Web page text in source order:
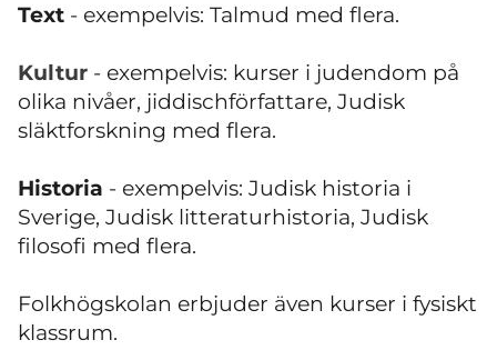
Text - exempelvis: Talmud med flera.
Kultur - exempelvis: kurser i judendom på
olika nivåer, jiddischförfattare, Judisk
släktforskning med flera.
Historia - exempelvis: Judisk historia i
Sverige, Judisk litteraturhistoria, Judisk
filosofi med flera.
Folkhögskolan erbjuder även kurser i fysiskt
klassrum.